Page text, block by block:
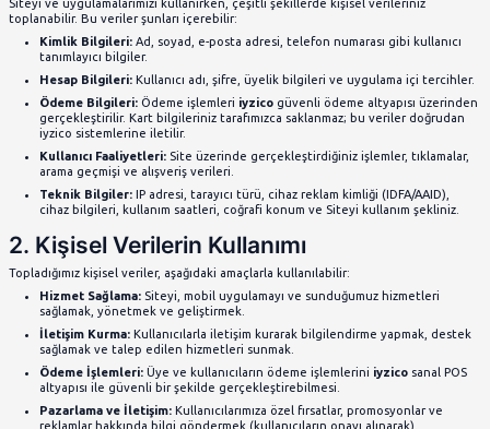
uygulamalarımızı kullanmaları ve hizmetlerimizi
bilgilerin toplandığını, bu bilgilerin nasıl kullanıldığını
açıklamaktadır.
Lütfen bu Gizlilik Politikasını dikkatlice okuyun. Siteyi ve
kullanarak, kişisel verilerinizin bu Gizlilik Politikasına
kabul etmiş olursunuz.
1. Toplanan Kişisel Veriler
Siteyi ve uygulamalarımızı kullanırken, çeşitli şekillerde
toplanabilir. Bu veriler şunları içerebilir:
Kimlik Bilgileri:Ad, soyad, e-posta adresi, telefon
tanımlayıcı bilgiler.
Hesap Bilgileri:Kullanıcı adı, şifre, üyelik bilgileri
Ödeme Bilgileri:
Ödeme işlemleriiyzico güvenli
gerçekleştirilir. Kart bilgileriniz tarafımızca
iyzico sistemlerine iletilir.